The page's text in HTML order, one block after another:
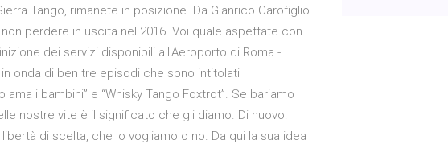
Tango, rimanete in posizione. Da Gianrico Carofiglio
perdere in uscita nel 2016. Voi quale aspettate con
dei servizi disponibili all'Aeroporto di Roma -
onda di ben tre episodi che sono intitolati
i bambini” e “Whisky Tango Foxtrot”. Se bariamo
nostre vite è il significato che gli diamo. Di nuovo:
di scelta, che lo vogliamo o no. Da qui la sua idea